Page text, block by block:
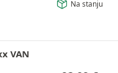
Na stanju
VAN